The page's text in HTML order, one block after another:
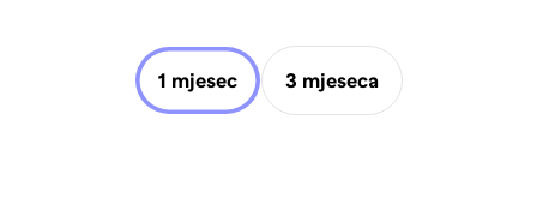
1 mjesec 3 mjeseca